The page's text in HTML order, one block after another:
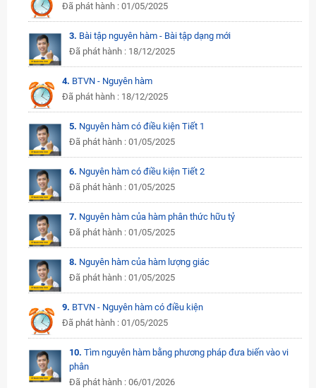
Đã phát hành : 01/05/2025
3. Bài tập nguyên hàm - Bài tập dạng mới
Đã phát hành : 18/12/2025
4. BTVN - Nguyên hàm
Đã phát hành : 18/12/2025
5. Nguyên hàm có điều kiện Tiết 1
Đã phát hành : 01/05/2025
6. Nguyên hàm có điều kiện Tiết 2
Đã phát hành : 01/05/2025
7. Nguyên hàm của hàm phân thức hữu tỷ
Đã phát hành : 01/05/2025
8. Nguyên hàm của hàm lượng giác
Đã phát hành : 01/05/2025
9. BTVN - Nguyên hàm có điều kiện
Đã phát hành : 01/05/2025
10. Tìm nguyên hàm bằng phương pháp đưa biến vào vi
phân
Đã phát hành : 06/01/2026